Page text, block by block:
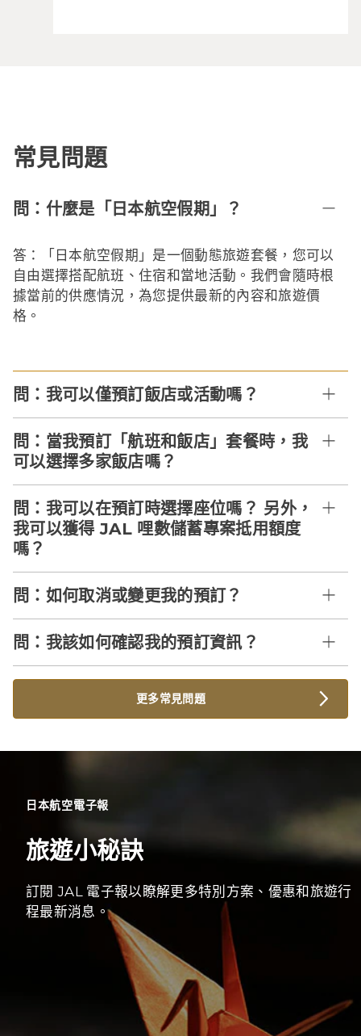
常見問題
問：什麼是「日本航空假期」？
答：「日本航空假期」是一個動態旅遊套餐，您可以
自由選擇搭配航班、住宿和當地活動。我們會隨時根
據當前的供應情況，為您提供最新的內容和旅遊價
格。
問：我可以僅預訂飯店或活動嗎？
問：當我預訂「航班和飯店」套餐時，我
可以選擇多家飯店嗎？
問：我可以在預訂時選擇座位嗎？ 另外，
我可以獲得 JAL 哩數儲蓄專案抵用額度
嗎？
問：如何取消或變更我的預訂？
問：我該如何確認我的預訂資訊？
更多常見問題
日本航空電子報
旅遊小秘訣
訂閱 JAL 電子報以瞭解更多特別方案、優惠和旅遊行
程最新消息。